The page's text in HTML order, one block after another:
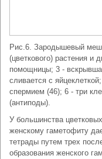
Рис.6. Зародышевый
(цветкового) растения и
помощницы; 3 -
сливается с
спермием (46); 6 - три
(антиподы).
У большинства
женскому гаметофиту
тетрады путем трех
образования женского